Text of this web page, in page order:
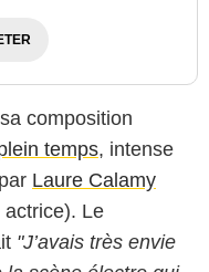
composition
temps, intense
Laure Calamy
actrice). Le
"J’avais très envie